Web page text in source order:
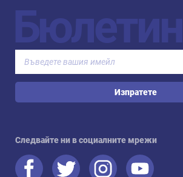
Бюлетин
Изпратете
Следвайте ни в социалните мрежи